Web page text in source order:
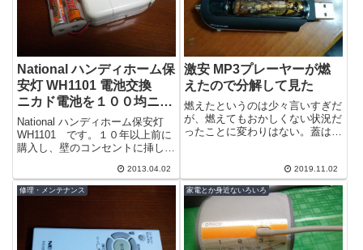
National ハンディホーム保
安灯 WH1101 電池交換
ニカド電池を１００均ニッ
ケル水素充電池仕様に改造
してみた
National ハンディホーム保安灯
WH1101 です。１０年以上前に
購入し、壁のコンセントに挿して
通電が断たれると自動的に点...
2013.04.02
激安 MP3プレーヤーが燃
えたので分解して見た
燃えたというのは少々言いすぎだ
が、燃えてもおかしくない状況だ
ったことに変わりはない。蓋は熱
2019.11.02
修理・メンテナンス 家電とか身近ないろいろ